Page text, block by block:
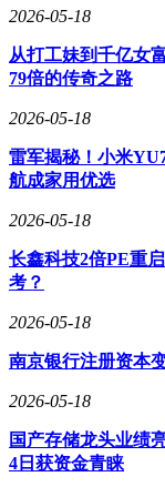
近期，有投资者建
技术，格力回应称
出，此类前沿技术
期内难以改变数据
从竞争格局来看，
类是维谛技术、英
性较强；另一类则
格力、美的、海尔
全球服务网络及大
用温控方案的系统
增量空间与国产化
期，均是制约企业
更多扮演着传统业
案。对于格力与美
稳定的工程能力与
2026-05-18
从打工妹到千亿女
79倍的传奇之路
2026-05-18
雷军揭秘！小米
航成家用优选
2026-05-18
长鑫科技2倍PE重
考？
2026-05-18
南京银行注册资本
2026-05-18
国产存储龙头业绩
4日获资金青睐